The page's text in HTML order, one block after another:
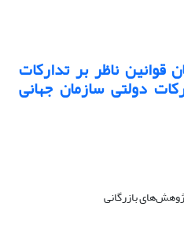
قوانین ناظر بر تدارکات
دولتی سازمان جهانی
بازرگانی